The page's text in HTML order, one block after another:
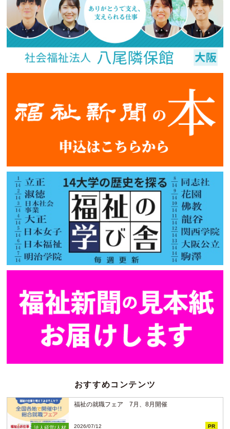
おすすめコンテンツ
法人経営/人材
福祉の就職フェア 7月、8月開催
2026/07/12 PR